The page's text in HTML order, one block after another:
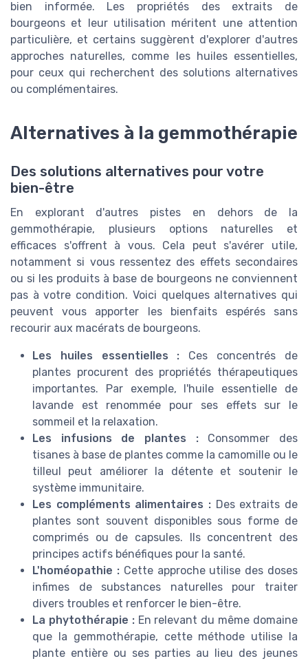
bien informée. Les propriétés des extraits de
bourgeons et leur utilisation méritent une attention
particulière, et certains suggèrent d'explorer d'autres
approches naturelles, comme les huiles essentielles,
pour ceux qui recherchent des solutions alternatives
ou complémentaires.
Alternatives à la gemmothérapie
Des solutions alternatives pour votre
bien-être
En explorant d'autres pistes en dehors de la
gemmothérapie, plusieurs options naturelles et
efficaces s'offrent à vous. Cela peut s'avérer utile,
notamment si vous ressentez des effets secondaires
ou si les produits à base de bourgeons ne conviennent
pas à votre condition. Voici quelques alternatives qui
peuvent vous apporter les bienfaits espérés sans
recourir aux macérats de bourgeons.
Les huiles essentielles : Ces concentrés de
plantes procurent des propriétés thérapeutiques
importantes. Par exemple, l'huile essentielle de
lavande est renommée pour ses effets sur le
sommeil et la relaxation.
Les infusions de plantes :Consommer des
tisanes à base de plantes comme la camomille ou le
tilleul peut améliorer la détente et soutenir le
système immunitaire.
Les compléments alimentaires : Des extraits de
plantes sont souvent disponibles sous forme de
comprimés ou de capsules. Ils concentrent des
principes actifs bénéfiques pour la santé.
L'homéopathie :Cette approche utilise des doses
infimes de substances naturelles pour traiter
divers troubles et renforcer le bien-être.
La phytothérapie :En relevant du même domaine
que la gemmothérapie, cette méthode utilise la
plante entière ou ses parties au lieu des jeunes